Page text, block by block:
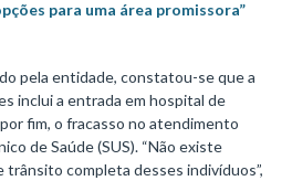
para uma área promissora”
pela entidade, constatou-se que a
inclui a entrada em hospital de
fim, o fracasso no atendimento
de Saúde (SUS). “Não existe
trânsito completa desses indivíduos”,